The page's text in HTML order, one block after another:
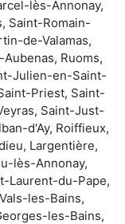
lès-Annonay,
Saint-Romain-
de-Valamas,
Ruoms,
Julien-en-Saint-
Priest, Saint-
Saint-Just-
d'Ay, Roiffieux,
Largentière,
lès-Annonay,
Laurent-du-Pape,
les-Bains,
les-Bains,